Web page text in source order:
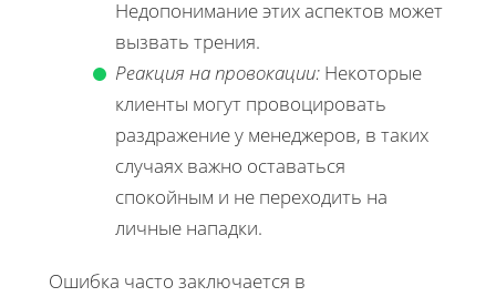
Недопонимание этих аспектов может
вызвать трения.
Реакция на провокации: Некоторые
клиенты могут провоцировать
раздражение у менеджеров, в таких
случаях важно оставаться
спокойным и не переходить на
личные нападки.
Ошибка часто заключается в